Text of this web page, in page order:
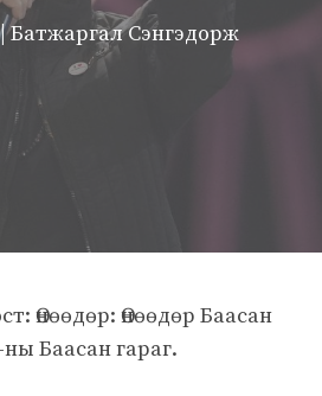
| Батжаргал Сэнгэдорж
Өнөөдөр: Өнөөдөр Баасан
Баасан гараг.